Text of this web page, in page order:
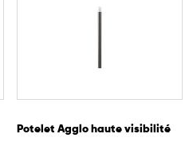
Potelet Agglo haute visibilité